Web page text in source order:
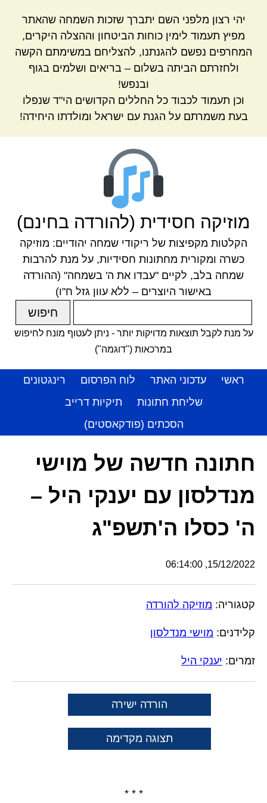
יהי רצון מלפני השם יתברך שזכות השמחה שהאתר
מפיץ תעמוד לימין כוחות הביטחון וההצלה היקרים,
המחרפים נפשם להגנתנו, להצליחם במשימתם הקשה
ולחזרתם הביתה בשלום – בריאים ושלמים בגוף
ובנפש!
וכן תעמוד לכבוד כל החללים הקדושים הי"ד שנפלו
בעת משמרתם על הגנת עם ישראל ומולדתו היחידה!
מוזיקה חסידית (להורדה בחינם)
הקלטות מקפיצות של ריקודי שמחה יהודיים: מוזיקה
כשרה ומקורית מחתונות חסידיות, על מנת להרבות
שמחה בלב, לקיים "עבדו את ה' בשמחה" (ההורדה
באישור היוצרים – ללא עוון גזל ח"ו)
על מנת לקבל תוצאות מדויקות יותר - ניתן לעטוף מונח לחיפוש
במרכאות ("דוגמה")
ראשי עדכוני האתר לוח הפרסום
רינגטונים
שליחת חתונות
תיקיות דרייב
הסכתים (פודקאסטים)
חתונה חדשה של מוישי
מנדלסון עם יענקי היל –
ה' כסלו ה'תשפ"ג
15/12/2022, 06:14:00
קטגוריה: מוזיקה להורדה
קלידנים: מוישי מנדלסון
זמרים: יענקי היל
הורדה ישירה
תצוגה מקדימה
* * *